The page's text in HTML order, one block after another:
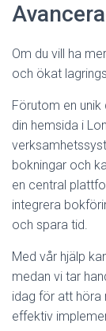
Om du vill ha
och ökat
Förutom en
din hemsida i
bokningar och
en central
integrera
och spara tid.
Med vår hjälp
medan vi tar
idag för att höra
effektiv